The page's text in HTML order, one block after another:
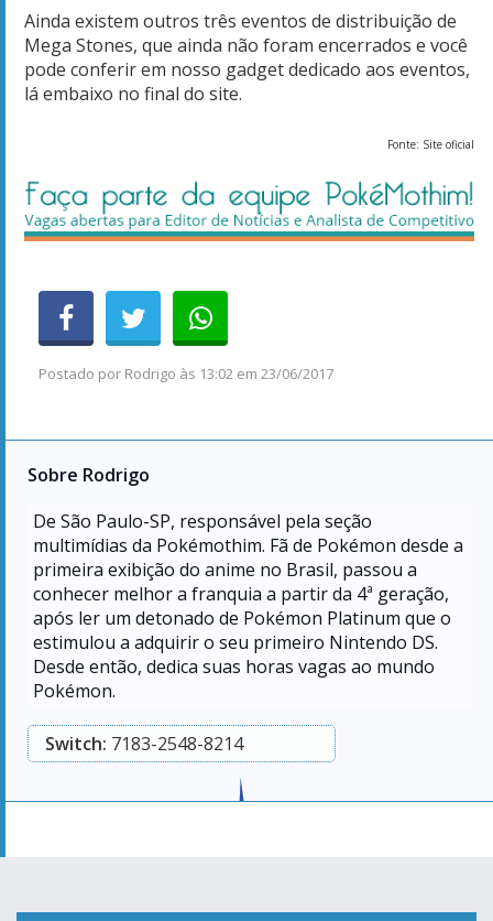
Ainda existem outros três eventos de distribuição de
Mega Stones, que ainda não foram encerrados e você
pode conferir em nosso gadget dedicado aos eventos,
lá embaixo no final do site.
Fonte: Site oficial
Postado por Rodrigo às 13:02 em 23/06/2017
Sobre Rodrigo
De São Paulo-SP, responsável pela seção
multimídias da Pokémothim. Fã de Pokémon desde a
primeira exibição do anime no Brasil, passou a
conhecer melhor a franquia a partir da 4ª geração,
após ler um detonado de Pokémon Platinum que o
estimulou a adquirir o seu primeiro Nintendo DS.
Desde então, dedica suas horas vagas ao mundo
Pokémon.
Switch: 7183-2548-8214